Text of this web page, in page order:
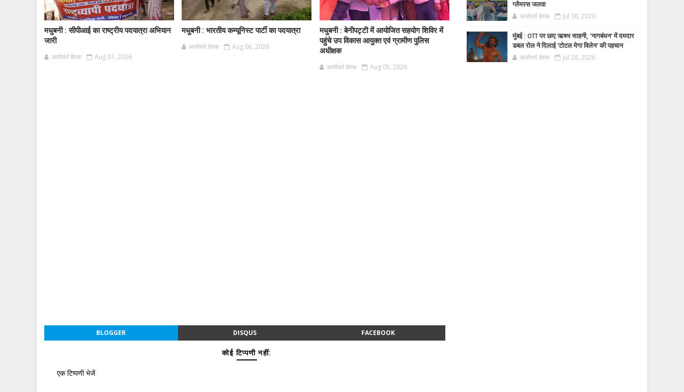
मधुबनी : सीपीआई का राष्ट्रीय पदयात्रा अभियान
जारी
आर्यावर्त डेस्क Aug 07, 2026
मधुबनी : भारतीय कम्यूनिस्ट पार्टी का पदयात्रा
आर्यावर्त डेस्क Aug 06, 2026
मधुबनी : बेनीपट्टी में आयोजित सहयोग शिविर में
पहुंचे उप विकास आयुक्त एवं ग्रामीण पुलिस
अधीक्षक
आर्यावर्त डेस्क Aug 05, 2026
BLOGGER DISQUS FACEBOOK
कोई टिप्पणी नहीं:
एक टिप्पणी भेजें
ग्लैमरस जलवा
आर्यावर्त डेस्क Jul 30, 2026
मुंबई : OTT पर छाए ऋषभ साहनी, 'नागबंधन' में दमदार
डबल रोल ने दिलाई 'टोटल मेगा विलेन' की पहचान
आर्यावर्त डेस्क Jul 28, 2026